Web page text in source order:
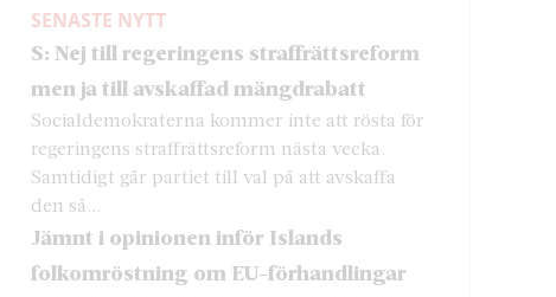
SENASTE NYTT
S: Nej till regeringens straffrättsreform
men ja till avskaffad mängdrabatt
Socialdemokraterna kommer inte att rösta för
regeringens straffrättsreform nästa vecka.
Samtidigt går partiet till val på att avskaffa
den så...
Jämnt i opinionen inför Islands
folkomröstning om EU-förhandlingar